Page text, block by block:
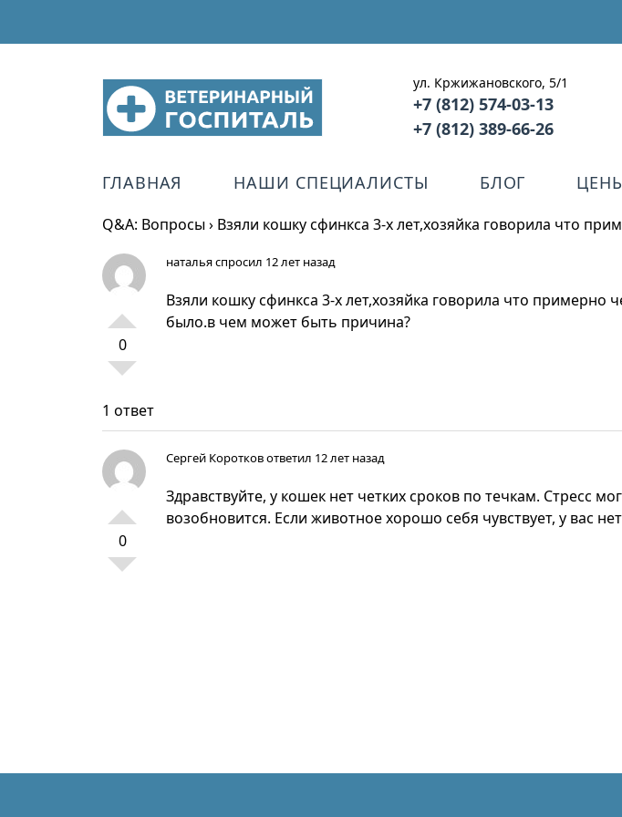
ул. Кржижановского, 5/1
+7 (812) 574-03-13
+7 (812) 389-66-26
ГЛАВНАЯ НАШИ СПЕЦИАЛИСТЫ БЛОГ
Q&A: Вопросы› Взяли кошку сфинкса 3-х лет,хозяйка говорила что
0
натальяспросил 12 лет назад
Взяли кошку сфинкса 3-х лет,хозяйка говорила что
было.в чем может быть причина?
1 ответ
0
Сергей Коротковответил 12 лет назад
Здравствуйте, у кошек нет четких сроков по течкам. Стресс
возобновится. Если животное хорошо себя чувствует, у вас